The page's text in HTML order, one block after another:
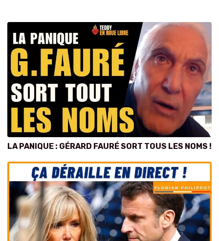
LA PANIQUE : GÉRARD FAURÉ SORT TOUS LES NOMS !